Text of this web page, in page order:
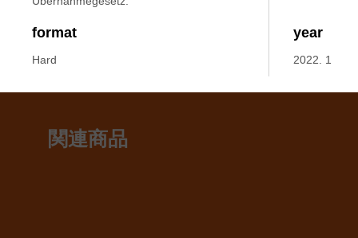
format
Hard
year
2022. 1
関連商品